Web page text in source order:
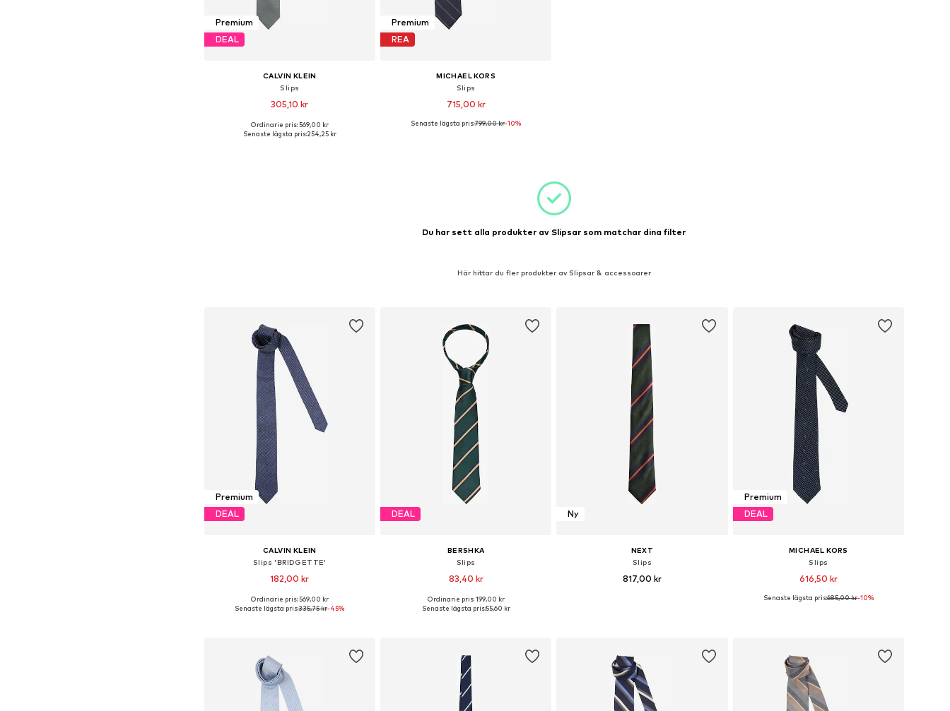
Premium
DEAL
CALVIN KLEIN
Slips
305,10 kr
+ 1
Tillgängliga storlekar: One Size
Ordinarie pris: 569,00 kr
Senaste lägsta pris:254,25 kr
Premium
REA
MICHAEL KORS
Slips
715,00 kr
Tillgängliga storlekar: One Size
Senaste lägsta pris:799,00 kr-10%
Du har sett alla produkter av Slipsar som matchar dina filter
Här hittar du fler produkter av Slipsar & accessoarer
Premium
DEAL
CALVIN KLEIN
Slips 'BRIDGETTE'
182,00 kr
Tillgängliga storlekar: One Size
Ordinarie pris: 569,00 kr
Senaste lägsta pris:335,75 kr-45%
DEAL
BERSHKA
Slips
83,40 kr
Tillgängliga storlekar: One Size
Ordinarie pris: 199,00 kr
Senaste lägsta pris:55,60 kr
Ny
NEXT
Slips
817,00 kr
Premium
DEAL
MICHAEL KORS
Slips
616,50 kr
Tillgängliga storlekar: One Size
Senaste lägsta pris:685,00 kr-10%